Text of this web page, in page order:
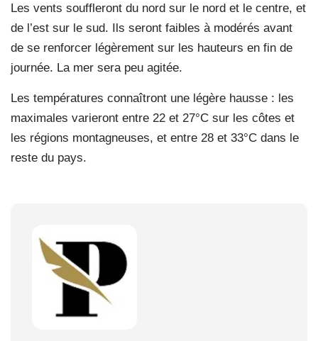
Les vents souffleront du nord sur le nord et le centre, et
de l’est sur le sud. Ils seront faibles à modérés avant
de se renforcer légèrement sur les hauteurs en fin de
journée. La mer sera peu agitée.
Les températures connaîtront une légère hausse : les
maximales varieront entre 22 et 27°C sur les côtes et
les régions montagneuses, et entre 28 et 33°C dans le
reste du pays.